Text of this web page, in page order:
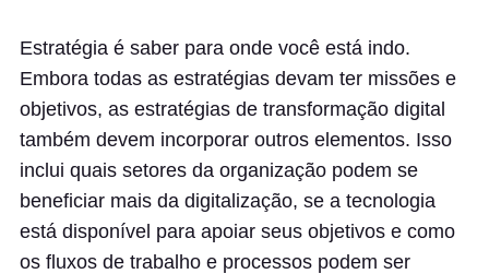
Estratégia é saber para onde você está indo.
Embora todas as estratégias devam ter missões e
objetivos, as estratégias de transformação digital
também devem incorporar outros elementos. Isso
inclui quais setores da organização podem se
beneficiar mais da digitalização, se a tecnologia
está disponível para apoiar seus objetivos e como
os fluxos de trabalho e processos podem ser